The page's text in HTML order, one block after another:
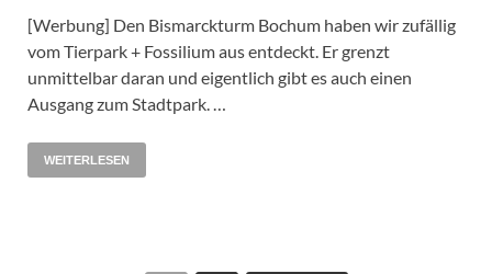
[Werbung] Den Bismarckturm Bochum haben wir zufällig
vom Tierpark + Fossilium aus entdeckt. Er grenzt
unmittelbar daran und eigentlich gibt es auch einen
Ausgang zum Stadtpark. …
WEITERLESEN